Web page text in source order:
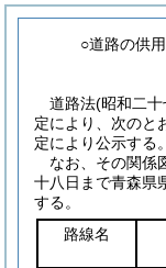
○道路の供
道路法(昭和二
定により、次のと
定により公示する。
なお、その関係
十八日まで青森県
する。
路線名